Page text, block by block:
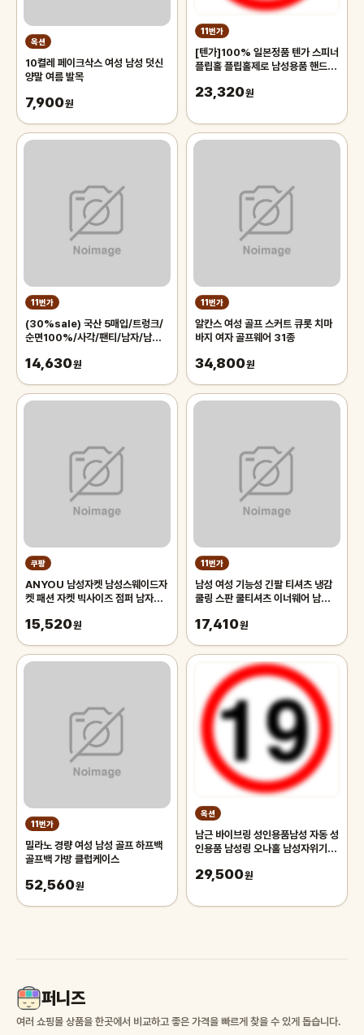
옥션
10켤레 페이크삭스 여성 남성 덧신
양말 여름 발목
7,900원
11번가
[텐가]100% 일본정품 텐가 스피너
플립홀 플립홀제로 남성용품 핸드잡
23,320원
11번가
(30%sale) 국산 5매입/트렁크/
순면100%/사각/팬티/남자/남성/
옷
14,630원
11번가
알칸스 여성 골프 스커트 큐롯 치마
바지 여자 골프웨어 31종
34,800원
쿠팡
ANYOU 남성자켓 남성스웨이드자
켓 패션 자켓 빅사이즈 점퍼 남자자
15,520원
11번가
남성 여성 기능성 긴팔 티셔츠 냉감
쿨링 스판 쿨티셔츠 이너웨어 남자
17,410원
11번가
밀라노 경량 여성 남성 골프 하프백
골프백 가방 클럽케이스
52,560원
옥션
남근 바이브링 성인용품남성 자동 성
인용품 남성링 오나홀 남성자위기구
29,500원
퍼니즈
여러 쇼핑몰 상품을 한곳에서 비교하고 좋은 가격을 빠르게 찾을 수 있게 돕습니다.